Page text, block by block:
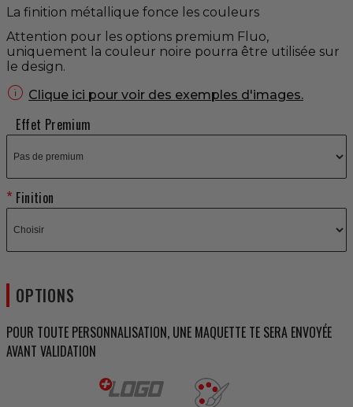
La finition métallique fonce les couleurs
Attention pour les options premium Fluo,
uniquement la couleur noire pourra être utilisée sur
le design.
 Clique ici pour voir des exemples d'images.
Effet Premium
Finition
OPTIONS
POUR TOUTE PERSONNALISATION, UNE MAQUETTE TE SERA ENVOYÉE
AVANT VALIDATION